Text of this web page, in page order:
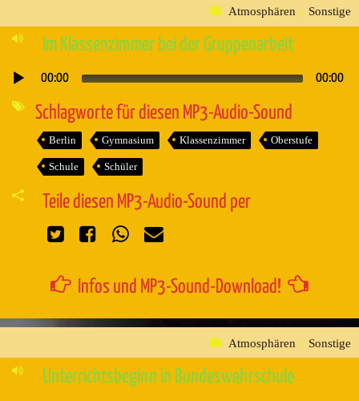
Atmosphären » Sonstige
Im Klassenzimmer bei der Gruppenarbeit
Audio-
00:00 00:00
Schlagworte für diesen MP3-Audio-Sound
Berlin Gymnasium Klassenzimmer Oberstufe
Schule Schüler
Teile diesen MP3-Audio-Sound per
Infos und MP3-Sound-Download!
Atmosphären » Sonstige
Unterrichtsbeginn in Bundeswehrschule